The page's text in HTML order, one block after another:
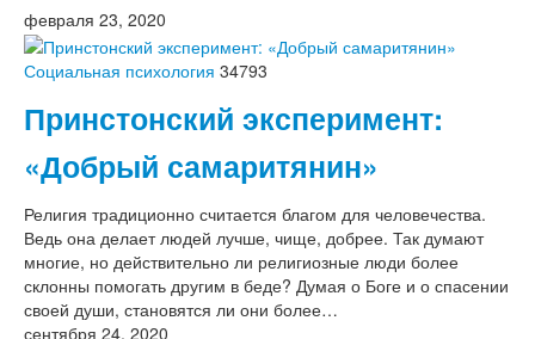
февраля 23, 2020
Социальная психология 34793
Принстонский эксперимент:
«Добрый самаритянин»
Религия традиционно считается благом для человечества.
Ведь она делает людей лучше, чище, добрее. Так думают
многие, но действительно ли религиозные люди более
склонны помогать другим в беде? Думая о Боге и о спасении
своей души, становятся ли они более…
сентября 24, 2020